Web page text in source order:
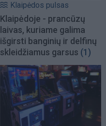
Klaipėdos pulsas
Klaipėdoje - prancūzų
laivas, kuriame galima
išgirsti banginių ir delfinų
skleidžiamus garsus (1)